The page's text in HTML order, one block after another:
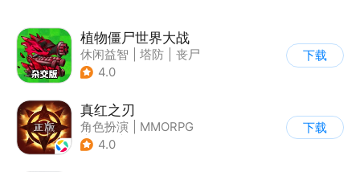
植物僵尸世界大战
休闲益智 塔防
丧尸
| 卡通
4.0
下载
真红之刃
角色扮演
MMORPG
| 魔法
4.0
下载